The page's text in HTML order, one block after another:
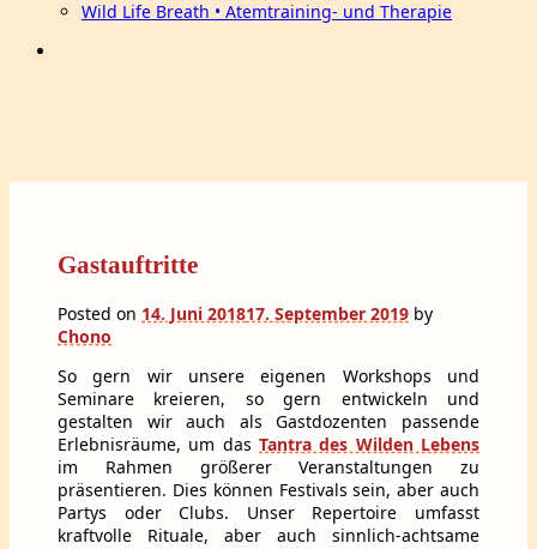
Wild Life Breath • Atemtraining- und Therapie
Gastauftritte
Posted on 14. Juni 201817. September 2019 by
Chono
So gern wir unsere eigenen Workshops und
Seminare kreieren, so gern entwickeln und
gestalten wir auch als Gastdozenten passende
Erlebnisräume, um das Tantra des Wilden Lebens
im Rahmen größerer Veranstaltungen zu
präsentieren. Dies können Festivals sein, aber auch
Partys oder Clubs. Unser Repertoire umfasst
kraftvolle Rituale, aber auch sinnlich-achtsame